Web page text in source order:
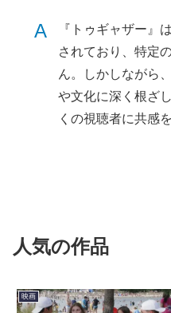
A
『トゥギャザー』
されており、特定
ん。しかしながら
や文化に深く根ざ
くの視聴者に共感
人気の作品
映画